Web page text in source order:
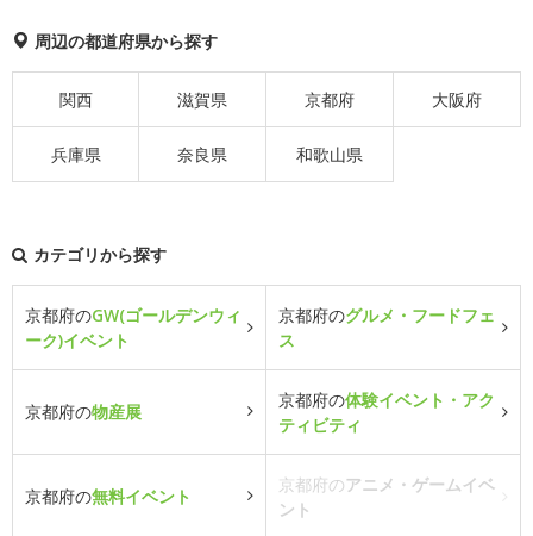
周辺の都道府県から探す
関西 滋賀県 京都府 大阪府
兵庫県 奈良県 和歌山県
カテゴリから探す
京都府のGW(ゴールデンウィ
ーク)イベント
京都府のグルメ・フードフェ
ス
京都府の物産展
京都府の体験イベント・アク
ティビティ
京都府の無料イベント
京都府のアニメ・ゲームイベ
ント